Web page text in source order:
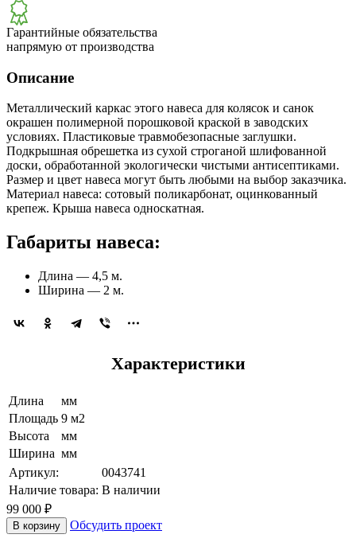
Гарантийные обязательства
напрямую от производства
Описание
Металлический каркас этого навеса для колясок и санок
окрашен полимерной порошковой краской в заводских
условиях. Пластиковые травмобезопасные заглушки.
Подкрышная обрешетка из сухой строганой шлифованной
доски, обработанной экологически чистыми антисептиками.
Размер и цвет навеса могут быть любыми на выбор заказчика.
Материал навеса: сотовый поликарбонат, оцинкованный
крепеж. Крыша навеса односкатная.
Габариты навеса:
Длина — 4,5 м.
Ширина — 2 м.
Характеристики
Длина
мм
Площадь 9 м2
Высота
мм
Ширина мм
Артикул:
0043741
Наличие товара: В наличии
99 000 ₽
В корзину Обсудить проект